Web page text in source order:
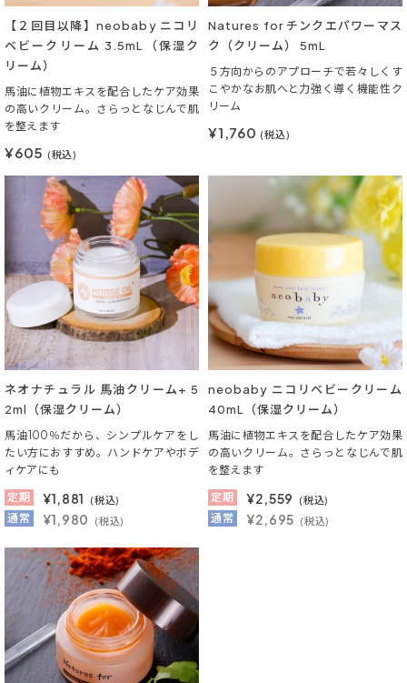
【２回目以降】neobaby ニコリ
ベビークリーム 3.5mL（保湿ク
リーム）
馬油に植物エキスを配合したケア効果
の高いクリーム。さらっとなじんで肌
を整えます
¥605 (税込)
Natures for チンクエパワーマス
ク（クリーム） 5mL
５方向からのアプローチで若々しくす
こやかなお肌へと力強く導く機能性ク
リーム
¥1,760 (税込)
ネオナチュラル 馬油クリーム+ 5
2ml（保湿クリーム）
馬油100％だから、シンプルケアをし
たい方におすすめ。ハンドケアやボデ
ィケアにも
定期
¥1,881 (税込)
通常 ¥1,980 (税込)
neobaby ニコリベビークリーム
40mL（保湿クリーム）
馬油に植物エキスを配合したケア効果
の高いクリーム。さらっとなじんで肌
を整えます
定期
¥2,559 (税込)
通常 ¥2,695 (税込)